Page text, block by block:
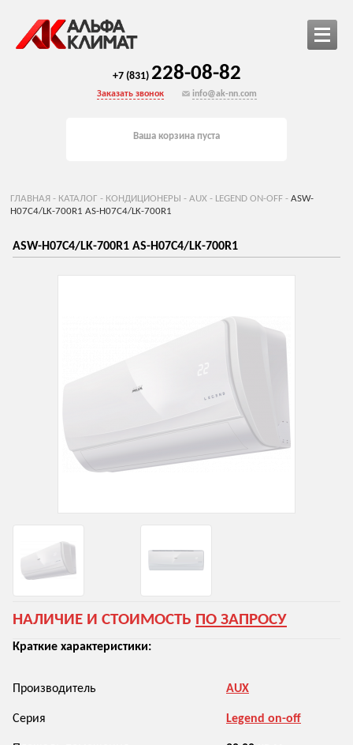
Ваша корзина пуста
+7 (831) 228-08-82
Заказать звонок info@ak-nn.com
ГЛАВНАЯ - КАТАЛОГ - КОНДИЦИОНЕРЫ - AUX- LEGEND ON-OFF- ASW-
H07C4/LK-700R1 AS-H07C4/LK-700R1
ASW-H07C4/LK-700R1 AS-H07C4/LK-700R1
НАЛИЧИЕ И СТОИМОСТЬ ПО ЗАПРОСУ
Краткие характеристики:
Производитель AUX
Серия Legend on-off